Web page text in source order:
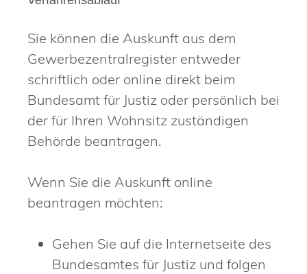
Sie können die Auskunft aus dem
Gewerbezentralregister entweder
schriftlich oder online direkt beim
Bundesamt für Justiz oder persönlich bei
der für Ihren Wohnsitz zuständigen
Behörde beantragen.
Wenn Sie die Auskunft online
beantragen möchten:
Gehen Sie auf die Internetseite des
Bundesamtes für Justiz und folgen